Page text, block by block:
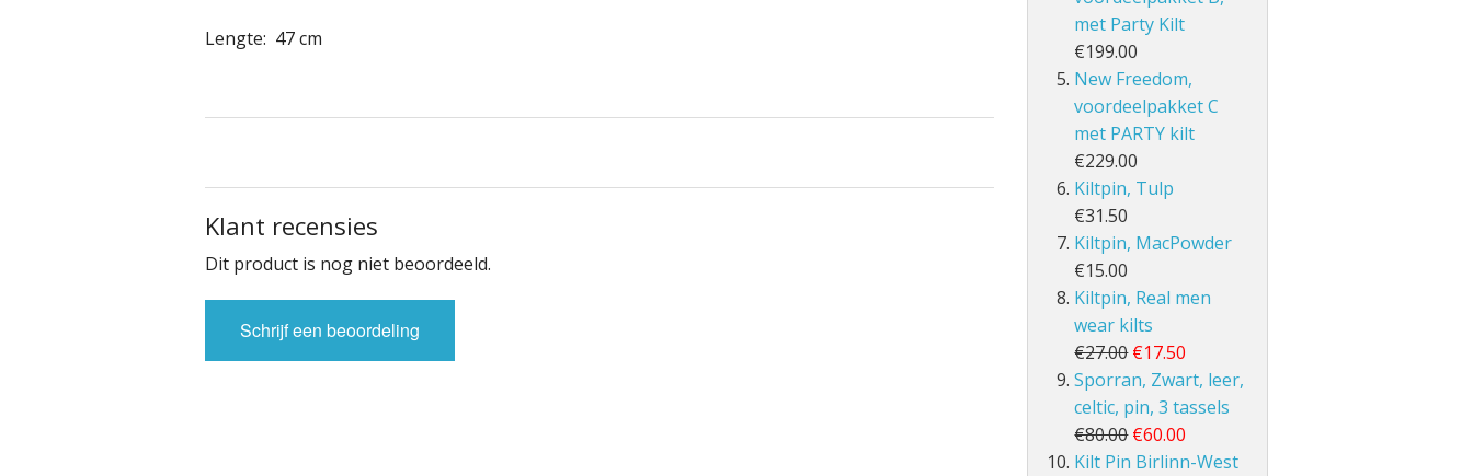
Lengte: 47 cm
Klant recensies
Dit product is nog niet beoordeeld.
Schrijf een beoordeling
met Party Kilt
€199.00
New Freedom,
voordeelpakket C
met PARTY kilt
€229.00
Kiltpin, Tulp
€31.50
Kiltpin, MacPowder
€15.00
Kiltpin, Real men
wear kilts
€27.00 €17.50
Sporran, Zwart, leer,
celtic, pin, 3 tassels
€80.00 €60.00
Kilt Pin Birlinn-West